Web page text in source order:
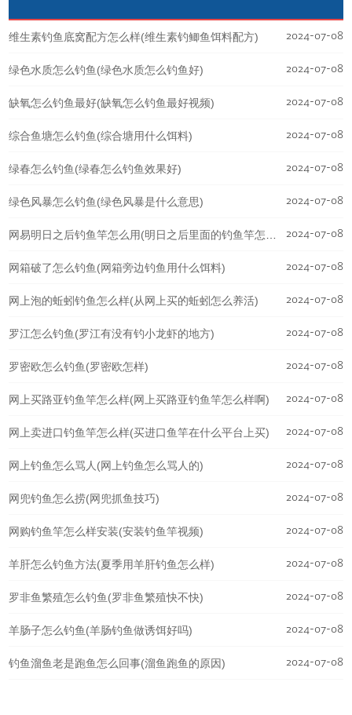
2024-07-08
维生素钓鱼底窝配方怎么样(维生素钓鲫鱼饵料配方)
2024-07-08
绿色水质怎么钓鱼(绿色水质怎么钓鱼好)
2024-07-08
缺氧怎么钓鱼最好(缺氧怎么钓鱼最好视频)
2024-07-08
综合鱼塘怎么钓鱼(综合塘用什么饵料)
2024-07-08
绿春怎么钓鱼(绿春怎么钓鱼效果好)
2024-07-08
绿色风暴怎么钓鱼(绿色风暴是什么意思)
2024-07-08
网易明日之后钓鱼竿怎么用(明日之后里面的钓鱼竿怎么获得)
2024-07-08
网箱破了怎么钓鱼(网箱旁边钓鱼用什么饵料)
2024-07-08
网上泡的蚯蚓钓鱼怎么样(从网上买的蚯蚓怎么养活)
2024-07-08
罗江怎么钓鱼(罗江有没有钓小龙虾的地方)
2024-07-08
罗密欧怎么钓鱼(罗密欧怎样)
2024-07-08
网上买路亚钓鱼竿怎么样(网上买路亚钓鱼竿怎么样啊)
2024-07-08
网上卖进口钓鱼竿怎么样(买进口鱼竿在什么平台上买)
2024-07-08
网上钓鱼怎么骂人(网上钓鱼怎么骂人的)
2024-07-08
网兜钓鱼怎么捞(网兜抓鱼技巧)
2024-07-08
网购钓鱼竿怎么样安装(安装钓鱼竿视频)
2024-07-08
羊肝怎么钓鱼方法(夏季用羊肝钓鱼怎么样)
2024-07-08
罗非鱼繁殖怎么钓鱼(罗非鱼繁殖快不快)
2024-07-08
羊肠子怎么钓鱼(羊肠钓鱼做诱饵好吗)
2024-07-08
钓鱼溜鱼老是跑鱼怎么回事(溜鱼跑鱼的原因)